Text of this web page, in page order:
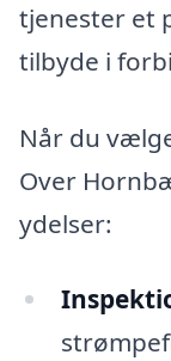
tjenester et
tilbyde i
Når du
Over
ydelser: